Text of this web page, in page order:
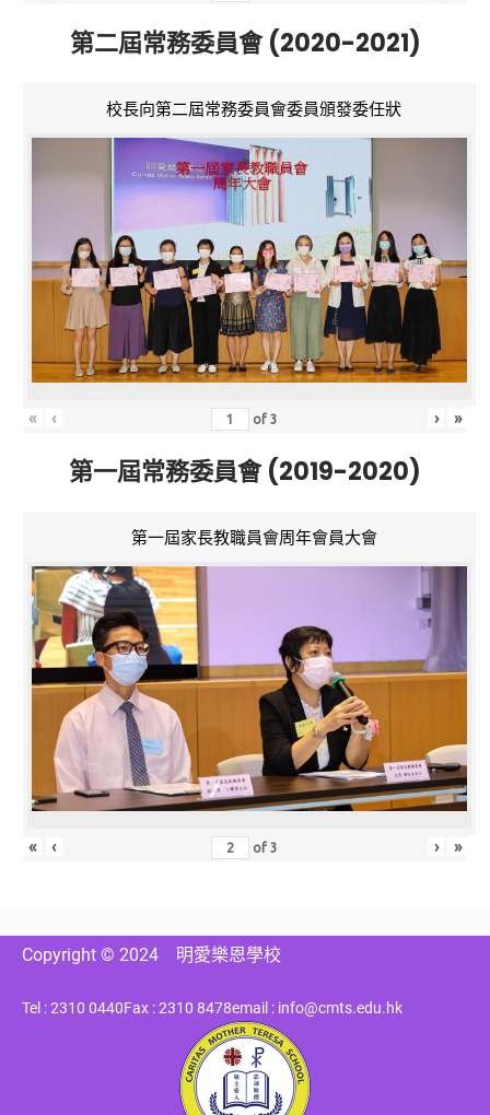
第二屆常務委員會 (2020-2021)
校長向第二屆常務委員會委員頒發委任狀
« ‹ of3 › »
第一屆常務委員會 (2019-2020)
第一屆家長教職員會周年會員大會
« ‹ of3 › »
Copyright © 2024 明愛樂恩學校
Tel : 2310 0440Fax : 2310 8478email : info@cmts.edu.hk